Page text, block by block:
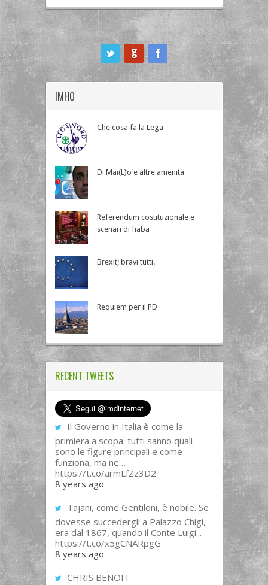
IMHO
Che cosa fa la Lega
Di Mai(L)o e altre amenità
Referendum costituzionale e
scenari di fiaba
Brexit; bravi tutti.
Requiem per il PD
RECENT TWEETS
Il Governo in Italia è come la
primiera a scopa: tutti sanno quali
sono le figure principali e come
funziona, ma ne…
https://t.co/armLfZz3D2
8 years ago
Tajani, come Gentiloni, è nobile. Se
dovesse succedergli a Palazzo Chigi,
era dal 1867, quando il Conte Luigi...
https://t.co/x5gCNARpgG
8 years ago
CHRIS BENOIT